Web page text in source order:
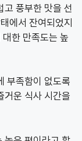
고 풍부한 맛을 선
에서 잔여되었지
한 만족도는 높
부족함이 없도록
거운 식사 시간을